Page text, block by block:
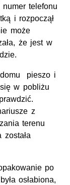
telefonu
i rozpoczął
może
że jest w
pieszo i
w pobliżu
z
terenu
po
osłabiona,